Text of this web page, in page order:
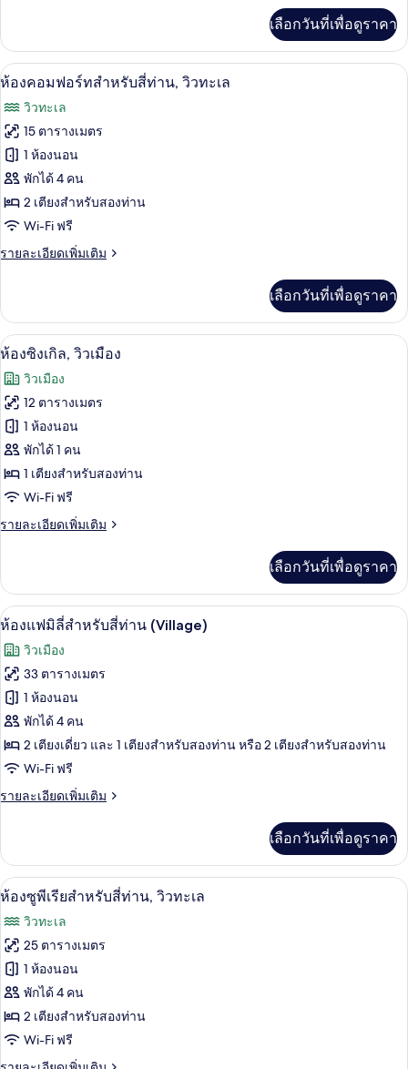
เกี่ยว
กับ
ห้อง
วิว
ทะเล
เลือกวันที่เพื่อดูราคา
เปิด
ภาพถ่าย
ทั้งหมด
ของ
ห้อง
คอมฟอร์ท
สำหรับ
สี่
วิว
ทะเล
ห้องคอมฟอร์ทสำหรับสี่ท่าน, วิวทะเล |
7
ห้องคอมฟอร์ทสำหรับสี่ท่าน, วิวทะเล
วิวทะเล
15 ตารางเมตร
1 ห้องนอน
พักได้ 4 คน
2 เตียงสำหรับสองท่าน
Wi-Fi ฟรี
รายละเอียดเพิ่มเติม
ราย
เกี่ยว
กับ
ห้อง
สำหรับ
สี่
ท่าน,
วิว
ทะเล
เลือกวันที่เพื่อดูราคา
เปิด
ภาพถ่าย
ทั้งหมด
ของ
ห้อง
ซิงเกิล,
วิว
เมือง
ห้องซิงเกิล, วิวเมือง | Wi-Fi ฟรี, ผ้าปูที่น
7
ห้องซิงเกิล, วิวเมือง
วิวเมือง
12 ตารางเมตร
1 ห้องนอน
พักได้ 1 คน
1 เตียงสำหรับสองท่าน
Wi-Fi ฟรี
รายละเอียดเพิ่มเติม
ราย
เกี่ยว
กับ
ห้อง
วิว
เมือง
เลือกวันที่เพื่อดูราคา
เปิด
ภาพถ่าย
ทั้งหมด
ของ
ห้อง
แฟ
มิ
ลี่
สี่
ท่าน
(Village)
9
ห้องแฟมิลี่สำหรับสี่ท่าน (Village)
วิวเมือง
33 ตารางเมตร
1 ห้องนอน
พักได้ 4 คน
2 เตียงเดี่ยว และ 1 เตียงสำหรับสองท่าน หรือ 2 เตียงสำหรับสองท่าน
Wi-Fi ฟรี
รายละเอียดเพิ่มเติม
ราย
เกี่ยว
กับ
ห้อง
มิ
ลี่
สำหรับ
สี่
ท่าน
(Village)
เลือกวันที่เพื่อดูราคา
เปิด
ภาพถ่าย
ทั้งหมด
ของ
ห้อง
ซู
พี
ห้องซูพีเรียสำหรับสี่ท่าน, วิวทะเล | Wi-
6
ห้องซูพีเรียสำหรับสี่ท่าน, วิวทะเล
วิวทะเล
25 ตารางเมตร
1 ห้องนอน
พักได้ 4 คน
2 เตียงสำหรับสองท่าน
Wi-Fi ฟรี